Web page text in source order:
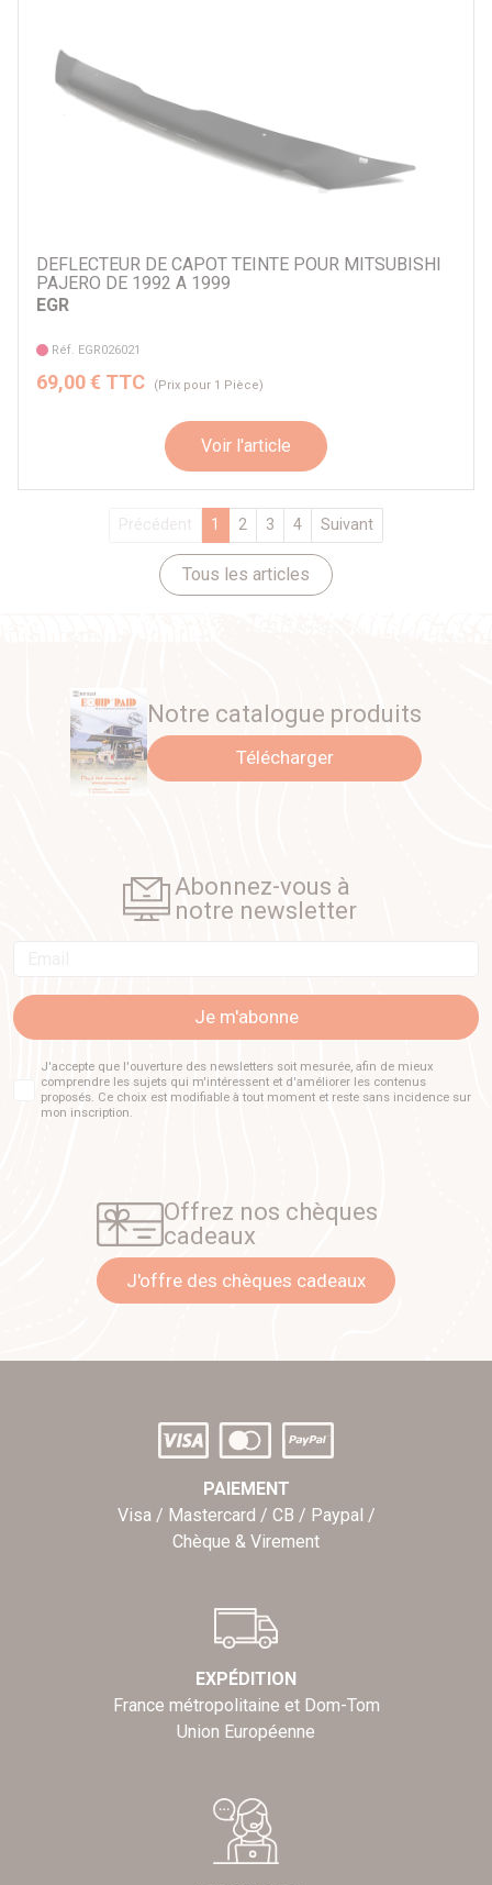
Tous les articles
DEFLECTEUR DE CAPOT TEINTE POUR MITSUBISHI
PAJERO DE 1992 A 1999
EGR
Réf. EGR026021
69,00 € TTC (Prix pour 1 Pièce)
Voir l'article
Précédent 1 2 3 4 Suivant
Notre catalogue produits
Télécharger
Abonnez-vous à
notre newsletter
Je m'abonne
J'accepte que l'ouverture des newsletters soit mesurée, afin de mieux
comprendre les sujets qui m'intéressent et d'améliorer les contenus
proposés. Ce choix est modifiable à tout moment et reste sans incidence sur
mon inscription.
Offrez nos chèques
cadeaux
J'offre des chèques cadeaux
PAIEMENT
Visa / Mastercard / CB / Paypal /
Chèque & Virement
EXPÉDITION
France métropolitaine et Dom-Tom
Union Européenne